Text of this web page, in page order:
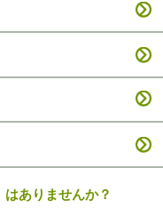
はありませんか？